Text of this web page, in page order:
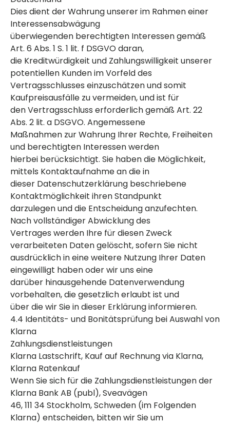
Dies dient der Wahrung unserer im Rahmen einer
Interessensabwägung
überwiegenden berechtigten Interessen gemäß
Art. 6 Abs. 1 S. 1 lit. f DSGVO daran,
die Kreditwürdigkeit und Zahlungswilligkeit unserer
potentiellen Kunden im Vorfeld des
Vertragsschlusses einzuschätzen und somit
Kaufpreisausfälle zu vermeiden, und ist für
den Vertragsschluss erforderlich gemäß Art. 22
Abs. 2 lit. a DSGVO. Angemessene
Maßnahmen zur Wahrung Ihrer Rechte, Freiheiten
und berechtigten Interessen werden
hierbei berücksichtigt. Sie haben die Möglichkeit,
mittels Kontaktaufnahme an die in
dieser Datenschutzerklärung beschriebene
Kontaktmöglichkeit ihren Standpunkt
darzulegen und die Entscheidung anzufechten.
Nach vollständiger Abwicklung des
Vertrages werden Ihre für diesen Zweck
verarbeiteten Daten gelöscht, sofern Sie nicht
ausdrücklich in eine weitere Nutzung Ihrer Daten
eingewilligt haben oder wir uns eine
darüber hinausgehende Datenverwendung
vorbehalten, die gesetzlich erlaubt ist und
über die wir Sie in dieser Erklärung informieren.
4.4 Identitäts- und Bonitätsprüfung bei Auswahl von
Klarna
Zahlungsdienstleistungen
Klarna Lastschrift, Kauf auf Rechnung via Klarna,
Klarna Ratenkauf
Wenn Sie sich für die Zahlungsdienstleistungen der
Klarna Bank AB (publ), Sveavägen
46, 111 34 Stockholm, Schweden (im Folgenden
Klarna) entscheiden, bitten wir Sie um